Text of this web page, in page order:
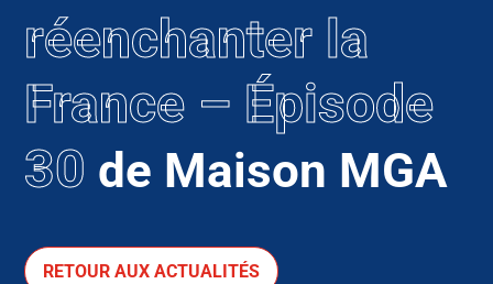
réenchanter la
France – Épisode
30 de Maison MGA
RETOUR AUX ACTUALITÉS